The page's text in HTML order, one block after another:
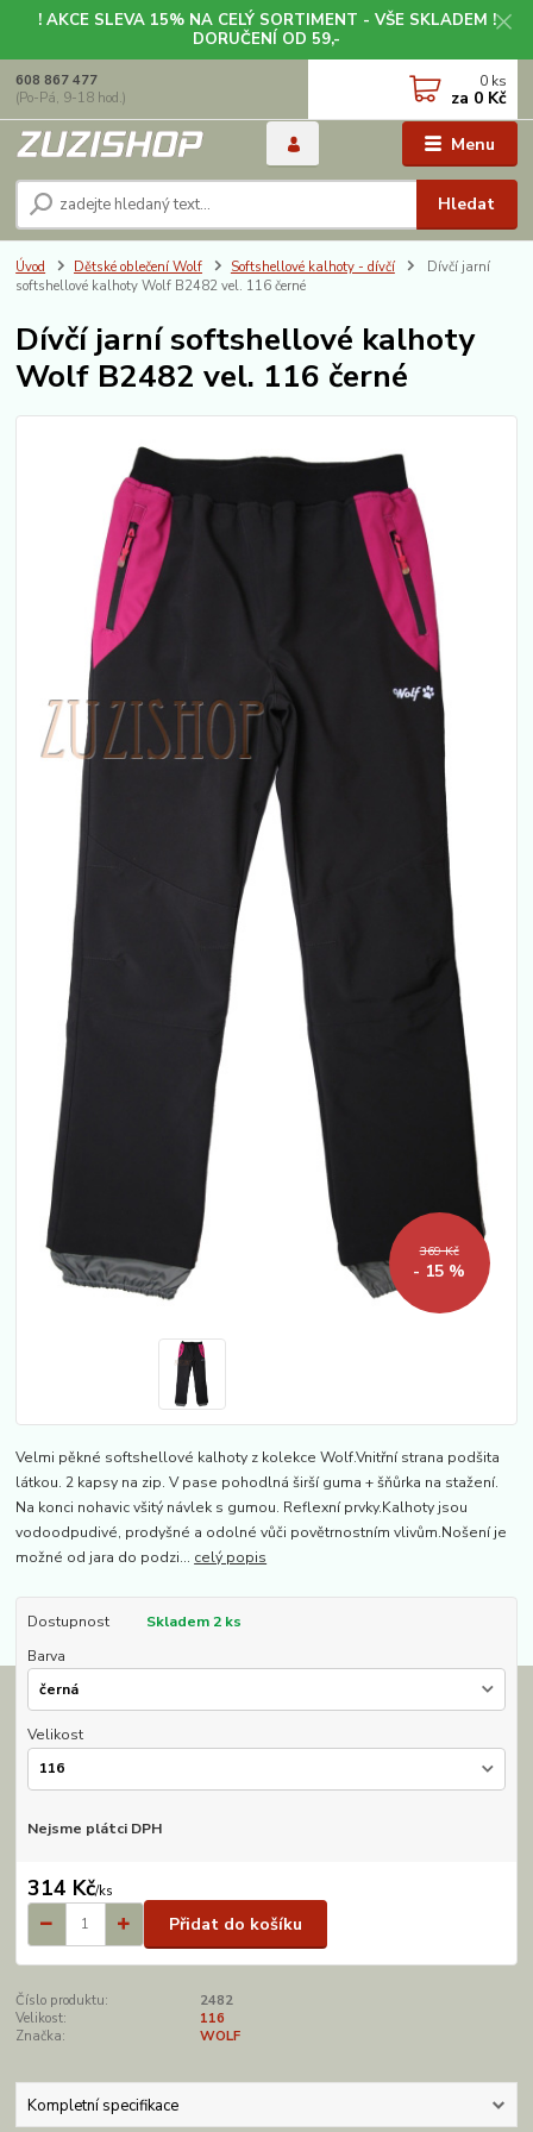
! AKCE SLEVA 15% NA CELÝ SORTIMENT - VŠE SKLADEM !
DORUČENÍ OD 59,-
Menu
Hledat
608 867 477
(Po-Pá, 9-18 hod.)
0 ks
za 0 Kč
Úvod Dětské oblečení Wolf Softshellové kalhoty - dívčí
Dívčí jarní
softshellové kalhoty Wolf B2482 vel. 116 černé
Dívčí jarní softshellové kalhoty
Wolf B2482 vel. 116 černé
369 Kč
- 15 %
Velmi pěkné softshellové kalhoty z kolekce Wolf.Vnitřní strana podšita
látkou. 2 kapsy na zip. V pase pohodlná širší guma + šňůrka na stažení.
Na konci nohavic všitý návlek s gumou. Reflexní prvky.Kalhoty jsou
vodoodpudivé, prodyšné a odolné vůči povětrnostním vlivům.Nošení je
možné od jara do podzi... celý popis
Dostupnost
Skladem 2 ks
Barva
Velikost
Nejsme plátci DPH
314 Kč/ks
Přidat do košíku
Číslo produktu:
2482
Velikost:
116
Značka:
WOLF
Kompletní specifikace